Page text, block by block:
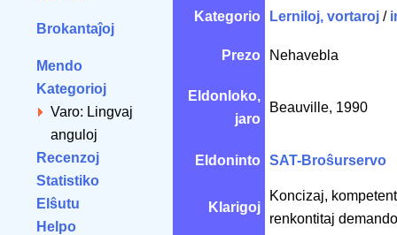
Brokantaĵoj
Mendo
Kategorioj
Varo: Lingvaj
anguloj
Recenzoj
Statistiko
Elŝutu
Helpo
Kategorio Lerniloj, vortaroj /
Prezo Nehavebla
Eldonloko,
jaro
Beauville, 1990
Eldoninto SAT-Broŝurservo
Klarigoj
Koncizaj,
renkontitaj